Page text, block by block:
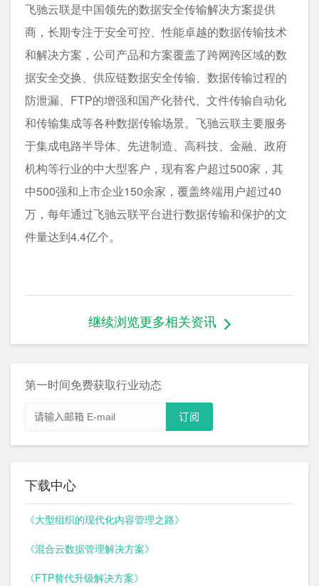
飞驰云联是中国领先的数据安全传输解决方案提供
商，长期专注于安全可控、性能卓越的数据传输技术
和解决方案，公司产品和方案覆盖了跨网跨区域的数
据安全交换、供应链数据安全传输、数据传输过程的
防泄漏、FTP的增强和国产化替代、文件传输自动化
和传输集成等各种数据传输场景。飞驰云联主要服务
于集成电路半导体、先进制造、高科技、金融、政府
机构等行业的中大型客户，现有客户超过500家，其
中500强和上市企业150余家，覆盖终端用户超过40
万，每年通过飞驰云联平台进行数据传输和保护的文
件量达到4.4亿个。
继续浏览更多相关资讯
第一时间免费获取行业动态
下载中心
《大型组织的现代化内容管理之路》
《混合云数据管理解决方案》
《FTP替代升级解决方案》